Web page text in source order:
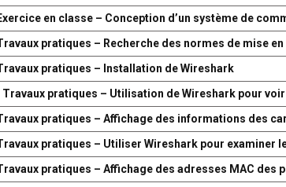
en classe – Conception d’un système de
pratiques – Recherche des normes de mise en
pratiques – Installation de Wireshark
Travaux pratiques – Utilisation de Wireshark pour
pratiques – Affichage des informations des
pratiques – Utiliser Wireshark pour examiner
pratiques – Affichage des adresses MAC des